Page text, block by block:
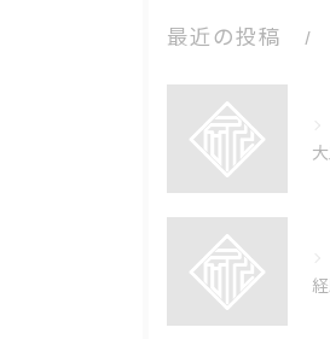
最近の投稿